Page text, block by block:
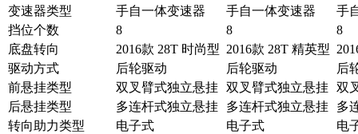
变速器类型
手自一体变速器 手自一体变速器
手
挡位个数
8 8
8
底盘转向
2016款 28T 时尚型 2016款 28T 精英型
驱动方式
后轮驱动 后轮驱动
后
前悬挂类型
双叉臂式独立悬挂 双叉臂式独立悬挂 双
后悬挂类型
多连杆式独立悬挂 多连杆式独立悬挂
多
转向助力类型
电子式 电子式
电